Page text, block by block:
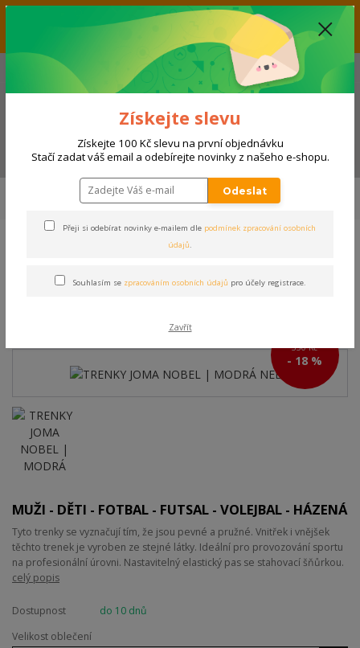
Vážení zákazníci, aktuálně nabízíme slevu až 33% na produkty
umístěné v kategorii VÝPRODEJ. Přejeme příjemný nákup! Váš tým E-
SHOPSPORT.CZ
Menu
+420 728 118 114 (Po-Ne, 9-20 hod.)
FOTBAL, FUTSAL Zápasové vybavení
TRENKY JOMA NOBEL | MODRÁ NEBE
MODRÁ NEBE
330 Kč
- 18 %
MUŽI - DĚTI - FOTBAL - FUTSAL - VOLEJBAL - HÁZENÁ
Tyto trenky se vyznačují tím, že jsou pevné a pružné. Vnitřek i vnějšek
těchto trenek je vyroben ze stejné látky. Ideální pro provozování sportu
na profesionální úrovni. Nastavitelný elastický pas se stahovací šňůrkou.
celý popis
Dostupnost
do 10 dnů
Velikost oblečení
Získejte slevu
Získejte 100 Kč slevu na první objednávku
Stačí zadat váš email a odebírejte novinky z našeho e-shopu.
Odeslat
Přeji si odebírat novinky e-mailem dle podmínek zpracování osobních
údajů.
Souhlasím se zpracováním osobních údajů pro účely registrace.
Zavřít